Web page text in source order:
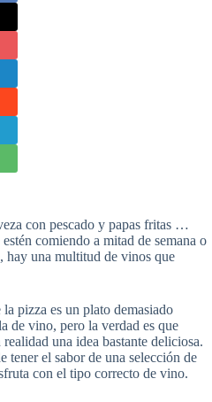
con pescado y papas fritas …
comiendo a mitad de semana o
hay una multitud de vinos que
pizza es un plato demasiado
de vino, pero la verdad es que
una idea bastante deliciosa.
tener el sabor de una selección de
con el tipo correcto de vino.